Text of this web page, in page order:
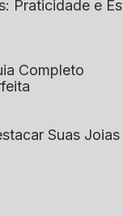
Praticidade e
Completo
Suas Joias